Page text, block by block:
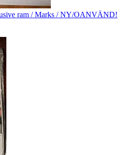
ram / Marks / NY/OANVÄND!